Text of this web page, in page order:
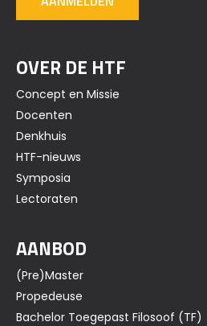
OVER DE HTF
Concept en Missie
Docenten
Denkhuis
HTF-nieuws
Symposia
Lectoraten
AANBOD
(Pre)Master
Propedeuse
Bachelor Toegepast Filosoof (TF)